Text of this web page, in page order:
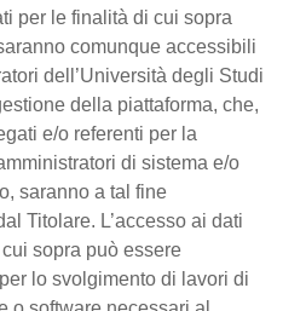
per le finalità di cui sopra
comunque accessibili
dell’Università degli Studi
della piattaforma, che,
e/o referenti per la
di sistema e/o
saranno a tal fine
Titolare. L’accesso ai dati
sopra può essere
lo svolgimento di lavori di